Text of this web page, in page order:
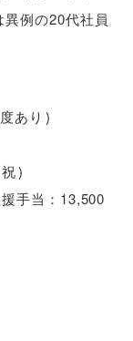
例の20代社員
あり )
)
手当：13,500